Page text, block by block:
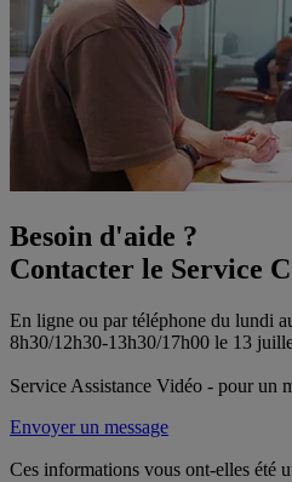
Besoin d'aide ?
Contacter le Service
En ligne ou par téléphone du lundi
8h30/12h30-13h30/17h00 le 13
Service Assistance Vidéo - pour un
Envoyer un message
Ces informations vous ont-elles été